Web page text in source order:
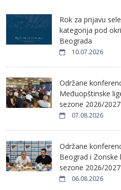
Rok za prijavu
kategorija pod
Beograda
10.07.2026
Održane
Međuopštinske
sezone 2026/2027
07.08.2026
Održane
Beograd i Zonske
sezone 2026/2027
06.08.2026